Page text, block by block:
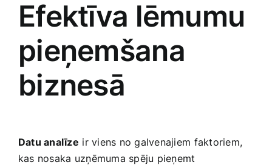
‌Efektīva lēmumu
pieņemšana
biznesā
Datu analīze ⁤ir viens no⁣ galvenajiem ⁢faktoriem,
kas nosaka ⁢uzņēmuma spēju⁤ pieņemt